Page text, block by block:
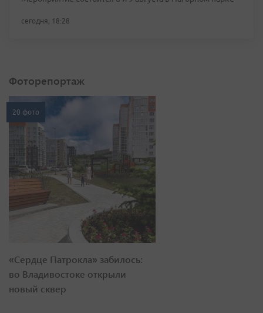
сегодня, 18:28
Фоторепортаж
20 фото
«Сердце Патрокла» забилось:
во Владивостоке открыли
новый сквер